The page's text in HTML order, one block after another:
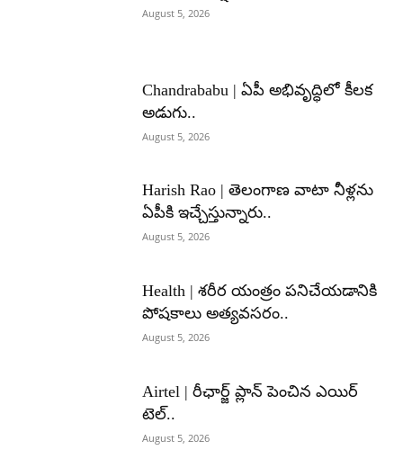
August 5, 2026
Chandrababu | ఏపీ అభివృద్ధిలో కీలక
అడుగు..
August 5, 2026
Harish Rao | తెలంగాణ వాటా నీళ్లను
ఏపీకి ఇచ్చేస్తున్నారు..
August 5, 2026
Health | శరీర యంత్రం పనిచేయడానికి
పోషకాలు అత్యవసరం..
August 5, 2026
Airtel | రీఛార్జ్ ప్లాన్ పెంచిన ఎయిర్
టెల్..
August 5, 2026